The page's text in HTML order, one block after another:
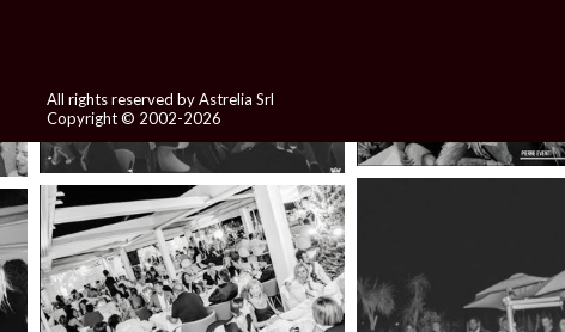
All rights reserved by Astrelia Srl
Copyright © 2002-2026